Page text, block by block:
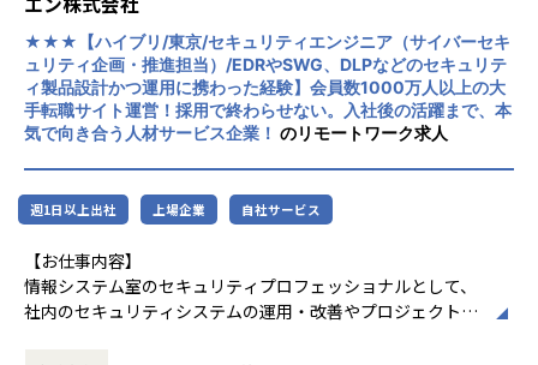
ムの拡充が募集の背景となります。
【業務の変更の範囲】
当社の指示する業務全般
・顧客ニーズを踏まえたPAS新サービスやオプションの検
討、技術検証、サービス採否の検討
■当ポジションの魅力
習得し、
顧客へ安定したソリューション稼働環境を提供します。
●プロジェクト遂行能力の向上：
大手企業向け大規模プロジェクトのプライムベンダーとして
顧客と直接フェイスし、プリセールス、提案、
★★★【ハイブリ/東京/セキュリティエンジニア（サイバーセキ
ュリティ企画・推進担当）/EDRやSWG、DLPなどのセキュリテ
ィ製品設計かつ運用に携わった経験】会員数1000万人以上の大
手転職サイト運営！採用で終わらせない。入社後の活躍まで、本
気で向き合う人材サービス企業！ のリモートワーク求人
週1日以上出社 上場企業 自社サービス
【お仕事内容】
情報システム室のセキュリティプロフェッショナルとして、
社内のセキュリティシステムの運用・改善やプロジェクト推